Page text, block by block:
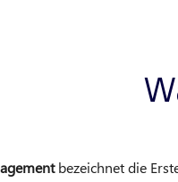
bezeichnet die